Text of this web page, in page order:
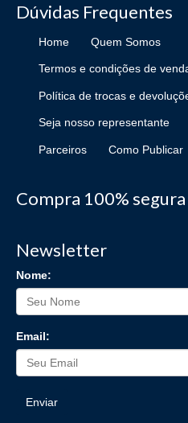
Dúvidas Frequentes
Home Quem Somos
Termos e condições de
Política de trocas e
Seja nosso representante
Parceiros Como Publicar
Compra 100% segura
Newsletter
Nome:
Email:
Enviar